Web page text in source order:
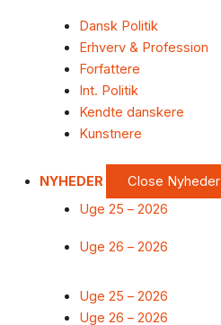
Dansk Politik
Erhverv & Profession
Forfattere
Int. Politik
Kendte danskere
Kunstnere
NYHEDER Close Nyheder
Uge 25 – 2026
Uge 26 – 2026
Uge 25 – 2026
Uge 26 – 2026